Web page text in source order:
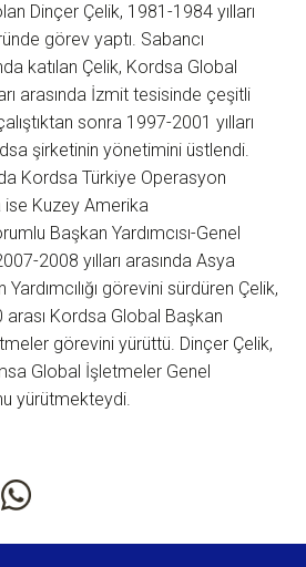
Dinçer Çelik, 1981-1984 yılları
görev yaptı. Sabancı
katılan Çelik, Kordsa Global
arasında İzmit tesisinde çeşitli
sonra 1997-2001 yılları
şirketinin yönetimini üstlendi.
Kordsa Türkiye Operasyon
ise Kuzey Amerika
Başkan Yardımcısı-Genel
2008 yılları arasında Asya
görevini sürdüren Çelik,
Kordsa Global Başkan
görevini yürüttü. Dinçer Çelik,
Global İşletmeler Genel
yürütmekteydi.